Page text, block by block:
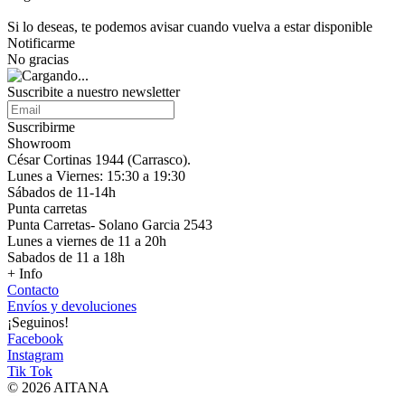
Si lo deseas, te podemos avisar cuando vuelva a estar disponible
Notificarme
No gracias
Suscribite a nuestro newsletter
Suscribirme
Showroom
César Cortinas 1944 (Carrasco).
Lunes a Viernes: 15:30 a 19:30
Sábados de 11-14h
Punta carretas
Punta Carretas- Solano Garcia 2543
Lunes a viernes de 11 a 20h
Sabados de 11 a 18h
+ Info
Contacto
Envíos y devoluciones
¡Seguinos!
Facebook
Instagram
Tik Tok
© 2026 AITANA